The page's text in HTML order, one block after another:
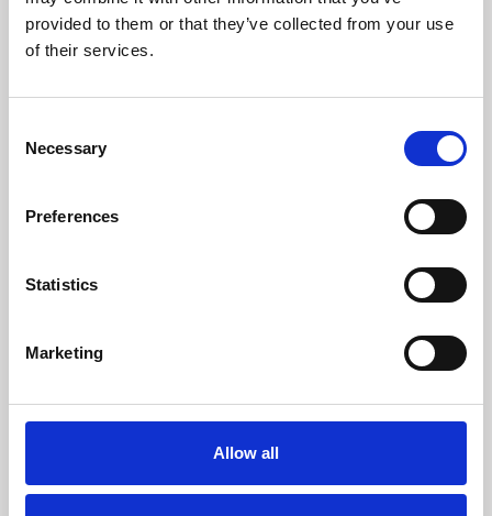
provided to them or that they’ve collected from your use
of their services.
Selection
Necessary
Preferences
Statistics
Marketing
Allow all
Resp. des locations
info@aimmobiliare.com